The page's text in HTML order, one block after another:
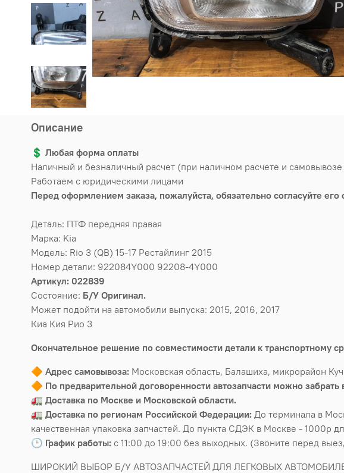
Описание
💲 Любая форма оплаты
Наличный и безналичный расчет (при наличном расчете и самовывозе
Работаем с юридическими лицами
Перед оформлением заказа, пожалуйста, обязательно согласуйте
Деталь: ПТФ передняя правая
Марка: Kia
Модель: Rio 3 (QB) 15-17 Рестайлинг 2015
Номер детали: 922084Y000 92208-4Y000
Артикул: 022839
Состояние: Б/У Оригинал.
Может подойти на автомобили выпуска: 2015, 2016, 2017
Киа Кия Рио 3
Окончательное решение по совместимости детали к транспортному
🔶 Адрес самовывоза: Московская область, Балашиха, микрорайон
🔶 По предварительной договоренности автозапчасти можно
🚛 Доставка по Москве и Московской области.
🚛 Доставка по регионам Российской Федерации: До терминала в
качественная упаковка запчастей. До пункта СДЭК в Москве - 1000р
🕒 График работы: с 11:00 до 19:00 без выходных. (Звоните перед
ШИРОКИЙ ВЫБОР Б/У АВТОЗАПЧАСТЕЙ ДЛЯ ЛЕГКОВЫХ